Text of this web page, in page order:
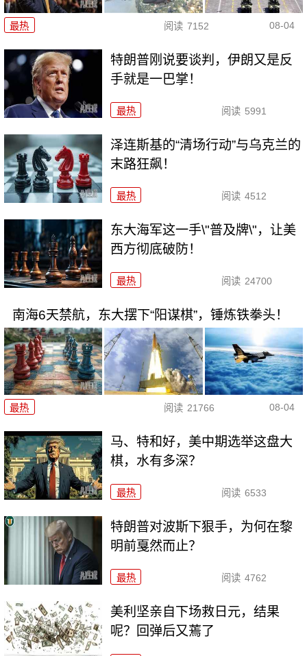
最热 阅读 7152 08-04
特朗普刚说要谈判，伊朗又是反
手就是一巴掌！
最热 阅读 5991
泽连斯基的“清场行动”与乌克兰的
末路狂飙！
最热 阅读 4512
东大海军这一手\"普及牌\"，让美
西方彻底破防！
最热 阅读 24700
南海6天禁航，东大摆下“阳谋棋”，锤炼铁拳头！
最热 阅读 21766 08-04
马、特和好，美中期选举这盘大
棋，水有多深？
最热 阅读 6533
特朗普对波斯下狠手，为何在黎
明前戛然而止？
最热 阅读 4762
美利坚亲自下场救日元，结果
呢？回弹后又蔫了